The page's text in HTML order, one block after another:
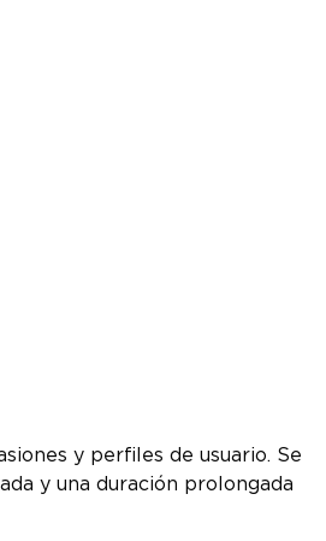
y perfiles de usuario. Se
y una duración prolongada